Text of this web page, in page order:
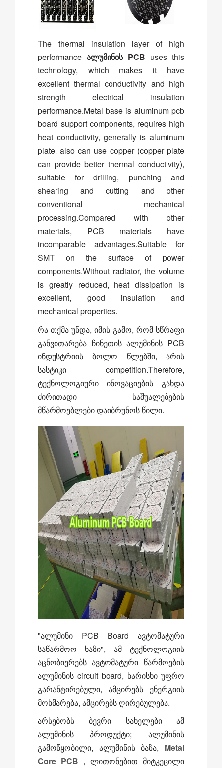
The thermal insulation layer of high
performanceალუმინის PCB uses this
technology, which makes it have
excellent thermal conductivity and high
strength electrical insulation
performance.Metal base is aluminum pcb
board support components, requires high
heat conductivity, generally is aluminum
plate, also can use copper (copper plate
can provide better thermal conductivity),
suitable for drilling, punching and
shearing and cutting and other
conventional mechanical
processing.Compared with other
materials, PCB materials have
incomparable advantages.Suitable for
SMT on the surface of power
components.Without radiator, the volume
is greatly reduced, heat dissipation is
excellent, good insulation and
mechanical properties.
რა თქმა უნდა, იმის გამო, რომ სწრაფი
განვითარება ჩინეთის ალუმინის PCB
ინდუსტრიის ბოლო წლებში, არის
სასტიკი competition.Therefore,
ტექნოლოგიური ინოვაციების გახდა
ძირითადი საშუალებების
მწარმოებლები დაიბრუნოს წილი.
"ალუმინი PCB Board ავტომატური
საწარმოო ხაზი", ამ ტექნოლოგიის
აცნობიერებს ავტომატური წარმოების
ალუმინის circuit board, ხარისხი უფრო
გარანტირებული, ამცირებს ენერგიის
მოხმარება, ამცირებს ღირებულება.
არსებობს ბევრი სახელები ამ
ალუმინის პროდუქტი; ალუმინის
გამოწყობილი, ალუმინის ბაზა, Metal
Core PCB , ლითონებით მიტკეცილი